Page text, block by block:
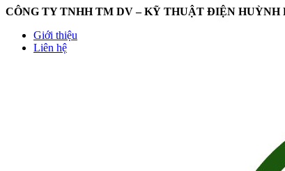
CÔNG TY TNHH TM DV – KỸ THUẬT ĐIỆN HUỲNH
Giới thiệu
Liên hệ